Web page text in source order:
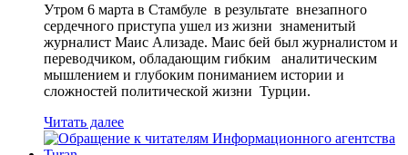
Утром 6 марта в Стамбуле в результате внезапного
сердечного приступа ушел из жизни знаменитый
журналист Маис Ализаде. Маис бей был журналистом и
переводчиком, обладающим гибким аналитическим
мышлением и глубоким пониманием истории и
сложностей политической жизни Турции.
Читать далее